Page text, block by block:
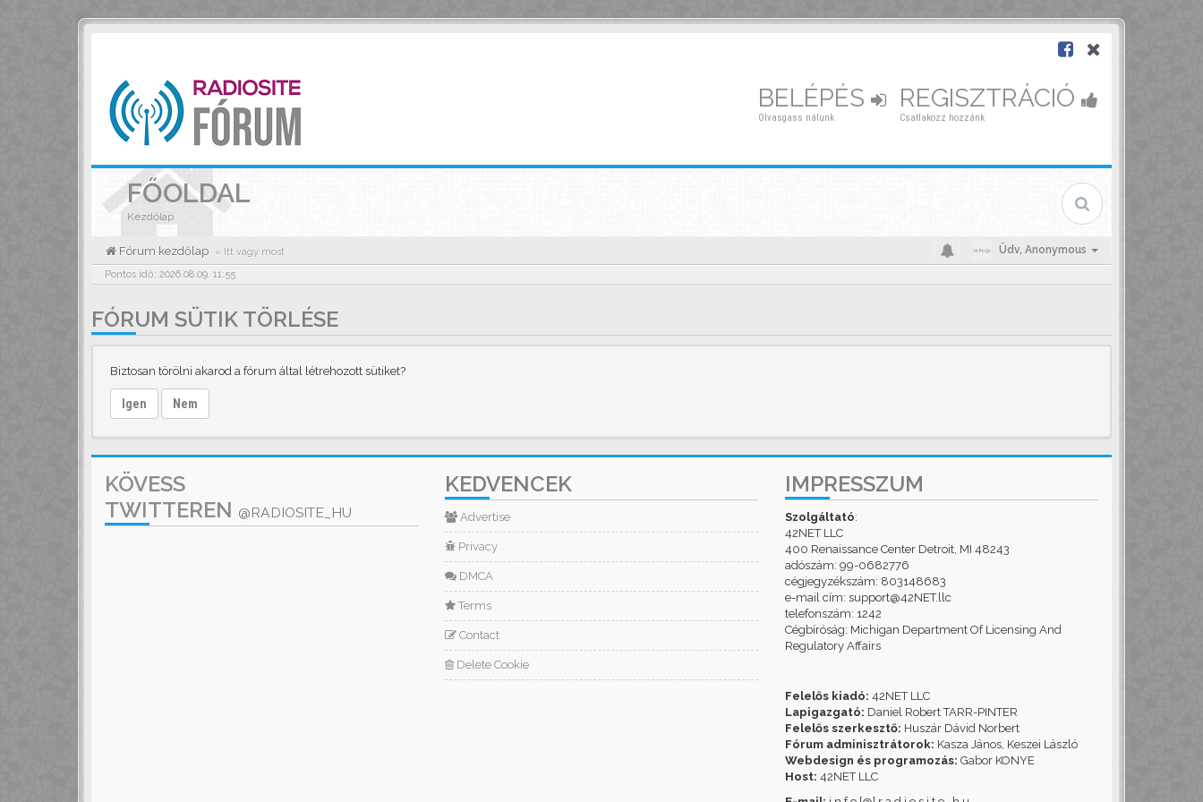
BELÉPÉS
Olvasgass nálunk
REGISZTRÁCIÓ
Csatlakozz hozzánk
FŐOLDAL
Kezdőlap
Fórum kezdőlap « Itt vagy most Üdv, Anonymous
Pontos idő: 2026.08.09. 11:55
FÓRUM SÜTIK TÖRLÉSE
Biztosan törölni akarod a fórum által létrehozott sütiket?
Igen Nem
KÖVESS
TWITTEREN @RADIOSITE_HU
KEDVENCEK
Advertise
Privacy
DMCA
Terms
Contact
Delete Cookie
IMPRESSZUM
Szolgáltató:
42NET LLC
400 Renaissance Center Detroit, MI 48243
adószám: 99-0682776
cégjegyzékszám: 803148683
e-mail cím: support@42NET.llc
telefonszám: 1242
Cégbíróság: Michigan Department Of Licensing And
Regulatory Affairs
Felelős kiadó: 42NET LLC
Lapigazgató: Daniel Robert TARR-PINTER
Felelős szerkesztő: Huszár Dávid Norbert
Fórum adminisztrátorok: Kasza János, Keszei László
Webdesign és programozás: Gabor KONYE
Host: 42NET LLC